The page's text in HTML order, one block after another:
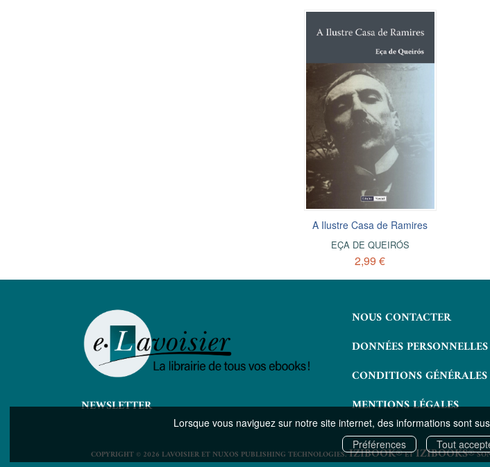
Lorsque vous naviguez sur notre site internet, des informations sont
Préférences
Tout
A Ilustre Casa de Ramires
EÇA DE QUEIRÓS
2,99 €
NEWSLETTER
NOUS CONTACTER
DONNÉES
CONDITIONS GÉNÉRALES
MENTIONS LÉGALES
COPYRIGHT © 2026 LAVOISIER ET NUXOS PUBLISHING TECHNOLOGIES.IZIBOOK®ETIZIBOOKS®